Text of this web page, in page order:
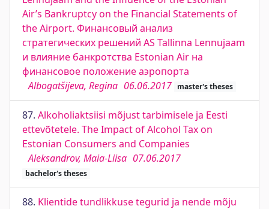
Air’s Bankruptcy on the Financial Statements of
the Airport. Финансовый анализ
стратегических решений AS Tallinna Lennujaam
и влияние банкротства Estonian Air на
финансовое положение аэропорта
Albogatšijeva, Regina 06.06.2017 master's theses
87. Alkoholiaktsiisi mõjust tarbimisele ja Eesti
ettevõtetele. The Impact of Alcohol Tax on
Estonian Consumers and Companies
Aleksandrov, Maia-Liisa 07.06.2017
bachelor's theses
88. Klientide tundlikkuse tegurid ja nende mõju